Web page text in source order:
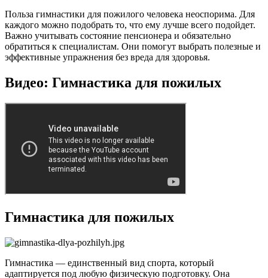
Польза гимнастики для пожилого человека неоспорима. Для
каждого можно подобрать то, что ему лучше всего подойдет.
Важно учитывать состояние пенсионера и обязательно
обратиться к специалистам. Они помогут выбрать полезные и
эффективные упражнения без вреда для здоровья.
Видео: Гимнастика для пожилых
Гимнастика для пожилых
Гимнастика — единственный вид спорта, который
адаптируется под любую физическую подготовку. Она